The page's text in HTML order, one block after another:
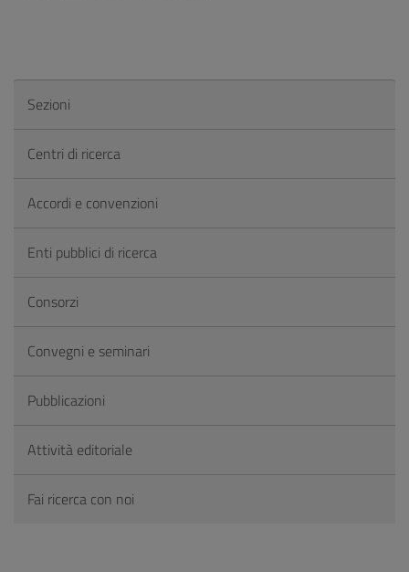
Sezioni
Centri di ricerca
Accordi e convenzioni
Enti pubblici di ricerca
Consorzi
Convegni e seminari
Pubblicazioni
Attività editoriale
Fai ricerca con noi